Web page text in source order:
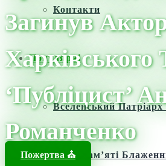
Контакти
Популярні
Вселенський
Фонд пам’яті
Пожертва ⛪️
Загинув
Харківського
‘Публіцист’
Романченко